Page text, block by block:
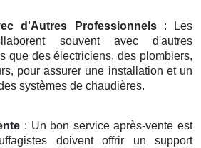
d'Autres Professionnels: Les
souvent avec d'autres
que des électriciens, des plombiers,
pour assurer une installation et un
systèmes de chaudières.
: Un bon service après-vente est
doivent offrir un support